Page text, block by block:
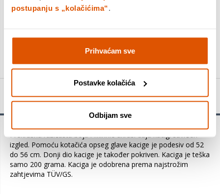
postupanju s „kolačićima“
Prihvaćam sve
Postavke kolačića
Odbijam sve
Povrat robe moguć unutar 14 dana
KUPITE ODMAH
Detalji proizvoda
Prekrasna ružičasta boja i Minnie ukrasi daju kacigi savršen
izgled. Pomoću kotačića opseg glave kacige je podesiv od 52
do 56 cm. Donji dio kacige je također pokriven. Kaciga je teška
samo 200 grama. Kaciga je odobrena prema najstrožim
zahtjevima TÜV/GS.